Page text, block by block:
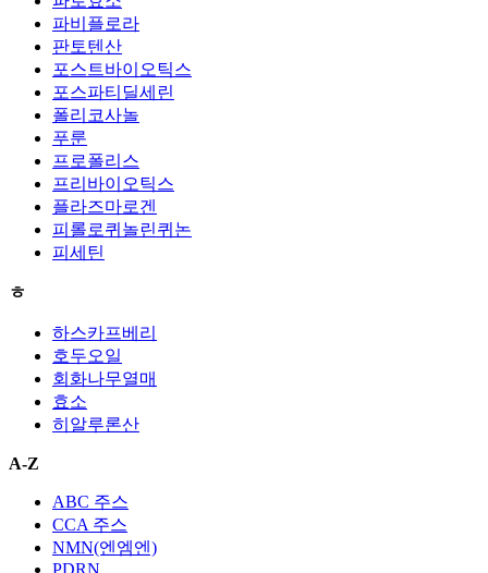
파비플로라
판토텐산
포스트바이오틱스
포스파티딜세린
폴리코사놀
푸룬
프로폴리스
프리바이오틱스
플라즈마로겐
피롤로퀴놀린퀴논
피세틴
ㅎ
하스카프베리
호두오일
회화나무열매
효소
히알루론산
A-Z
ABC 주스
CCA 주스
NMN(엔엠엔)
PDRN